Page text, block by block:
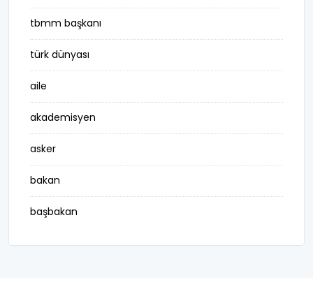
tbmm başkanı
türk dünyası
aile
akademisyen
asker
bakan
başbakan
belediye başkanı